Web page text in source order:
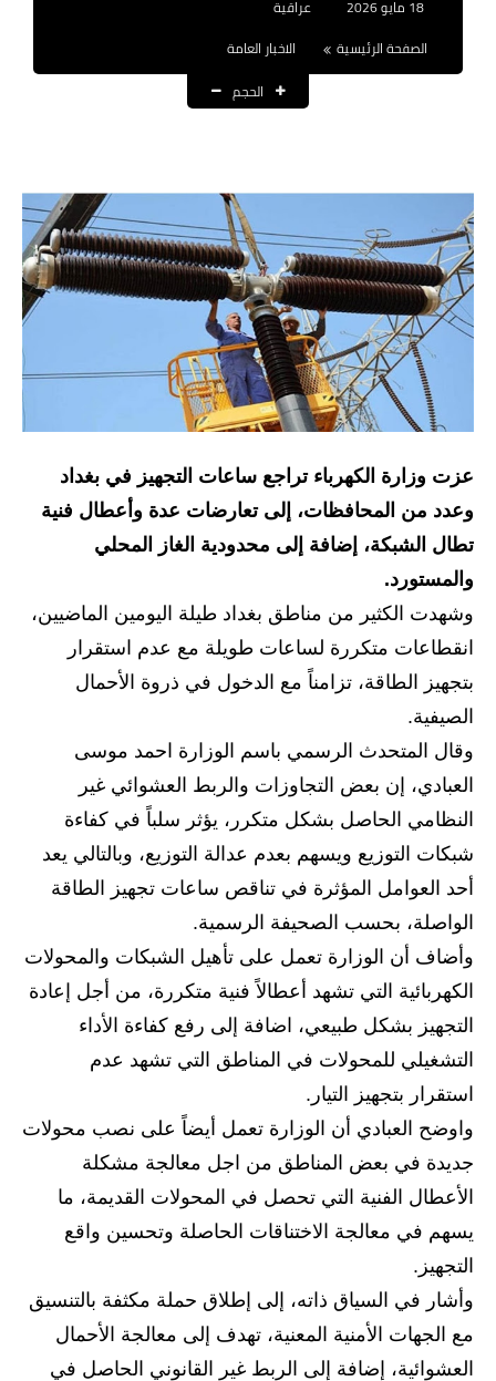
العقود والاجور اليومية
القروض والسلف
المنح المالية
قطع الاراضي
اخبار العراق
الاخبار السياسية
الاخبار الامنية
الاخبار الاقتصادية
المدارس
اخبار وقرارات وزارة التربية
نتائج الامتحانات
المرحلة الابتدائية
المرحلة المتوسطة
المرحلة الاعدادية
اسئلة وزارية
المرحلة الابتدائية
المرحلة المتوسطة
مرشحات
المرحلة الابتدائية
المرحلة المتوسطة
المرحلة الاعدادية
كتب مدرسية
18 مايو 2026
عراقية
الصفحة الرئيسية
الاخبار العامة
الحجم
عزت وزارة الكهرباء تراجع ساعات التجهيز في بغداد
وعدد من المحافظات، إلى تعارضات عدة وأعطال فنية
تطال الشبكة، إضافة إلى محدودية الغاز المحلي
والمستورد.
وشهدت الكثير من مناطق بغداد طيلة اليومين الماضيين،
انقطاعات متكررة لساعات طويلة مع عدم استقرار
بتجهيز الطاقة، تزامناً مع الدخول في ذروة الأحمال
الصيفية.
وقال المتحدث الرسمي باسم الوزارة احمد موسى
العبادي، إن بعض التجاوزات والربط العشوائي غير
النظامي الحاصل بشكل متكرر، يؤثر سلباً في كفاءة
شبكات التوزيع ويسهم بعدم عدالة التوزيع، وبالتالي يعد
أحد العوامل المؤثرة في تناقص ساعات تجهيز الطاقة
الواصلة، بحسب الصحيفة الرسمية.
وأضاف أن الوزارة تعمل على تأهيل الشبكات والمحولات
الكهربائية التي تشهد أعطالاً فنية متكررة، من أجل إعادة
التجهيز بشكل طبيعي، اضافة إلى رفع كفاءة الأداء
التشغيلي للمحولات في المناطق التي تشهد عدم
استقرار بتجهيز التيار.
واوضح العبادي أن الوزارة تعمل أيضاً على نصب محولات
جديدة في بعض المناطق من اجل معالجة مشكلة
الأعطال الفنية التي تحصل في المحولات القديمة، ما
يسهم في معالجة الاختناقات الحاصلة وتحسين واقع
التجهيز.
وأشار في السياق ذاته، إلى إطلاق حملة مكثفة بالتنسيق
مع الجهات الأمنية المعنية، تهدف إلى معالجة الأحمال
العشوائية، إضافة إلى الربط غير القانوني الحاصل في